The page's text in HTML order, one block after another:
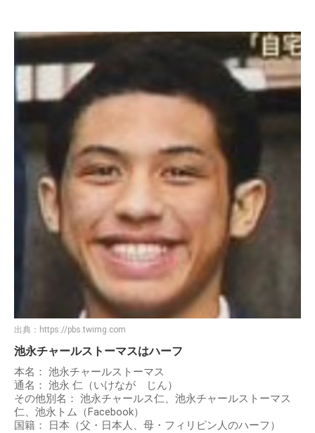
出典： https://pbs.twimg.com
池永チャールストーマスはハーフ
本名： 池永チャールストーマス
通名： 池永 仁（いけなが じん）
その他別名： 池永チャールス仁、池永チャールストーマス
仁、池永トム（Facebook）
国籍： 日本（父・日本人、母・フィリピン人のハーフ）